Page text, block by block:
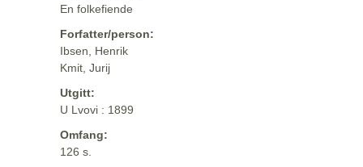
En folkefiende
Forfatter/person:
Ibsen, Henrik
Kmit, Jurij
Utgitt:
U Lvovi : 1899
Omfang:
126 s.